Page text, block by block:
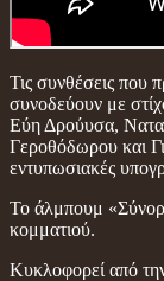
Τις συνθέσεις που
συνοδεύουν με
Εύη Δρούυσα,
Γεροθόδωρου και
εντυπωσιακές
Το άλμπουμ
κομματιού.
Κυκλοφορεί από